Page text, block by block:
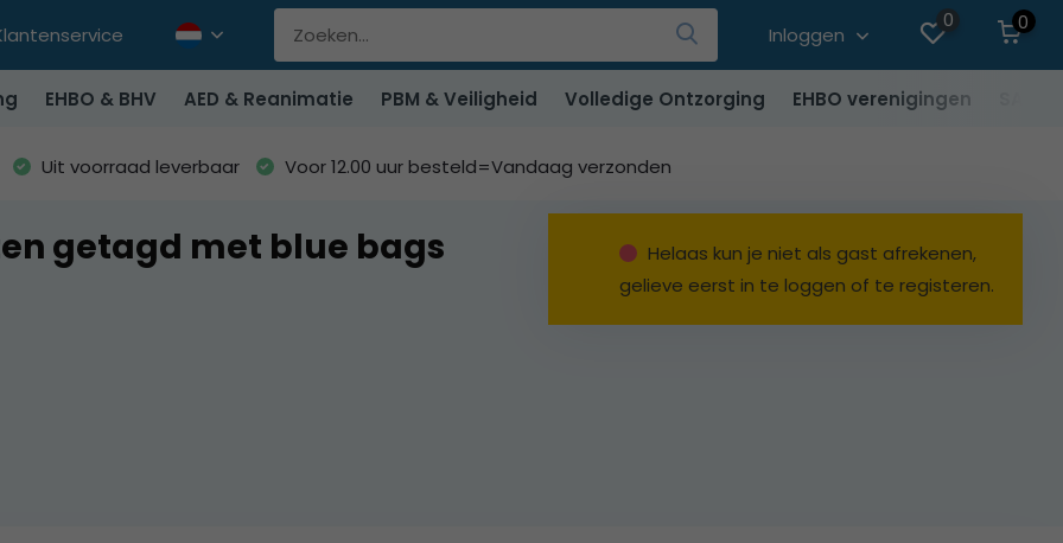
Inloggen
0
0
EHBO & BHV AED & Reanimatie PBM & Veiligheid Volledige Ontzorging EHBO verenigingen
Uit voorraad leverbaar Voor 12.00 uur besteld=Vandaag verzonden
Helaas kun je niet als gast afrekenen,
gelieve eerst in te loggen of te registeren.
getagd met blue bags